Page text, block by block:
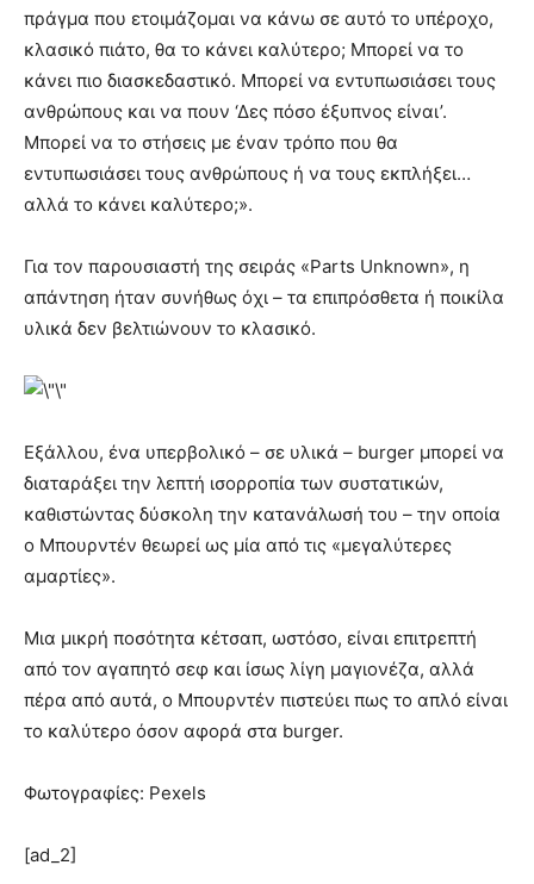
πράγμα που ετοιμάζομαι να κάνω σε αυτό το υπέροχο,
κλασικό πιάτο, θα το κάνει καλύτερο; Μπορεί να το
κάνει πιο διασκεδαστικό. Μπορεί να εντυπωσιάσει τους
ανθρώπους και να πουν ‘Δες πόσο έξυπνος είναι’.
Μπορεί να το στήσεις με έναν τρόπο που θα
εντυπωσιάσει τους ανθρώπους ή να τους εκπλήξει…
αλλά το κάνει καλύτερο;».
Για τον παρουσιαστή της σειράς «Parts Unknown», η
απάντηση ήταν συνήθως όχι – τα επιπρόσθετα ή ποικίλα
υλικά δεν βελτιώνουν το κλασικό.
Εξάλλου, ένα υπερβολικό – σε υλικά – burger μπορεί να
διαταράξει την λεπτή ισορροπία των συστατικών,
καθιστώντας δύσκολη την κατανάλωσή του – την οποία
ο Μπουρντέν θεωρεί ως μία από τις «μεγαλύτερες
αμαρτίες».
Μια μικρή ποσότητα κέτσαπ, ωστόσο, είναι επιτρεπτή
από τον αγαπητό σεφ και ίσως λίγη μαγιονέζα, αλλά
πέρα από αυτά, ο Μπουρντέν πιστεύει πως το απλό είναι
το καλύτερο όσον αφορά στα burger.
Φωτογραφίες: Pexels
[ad_2]